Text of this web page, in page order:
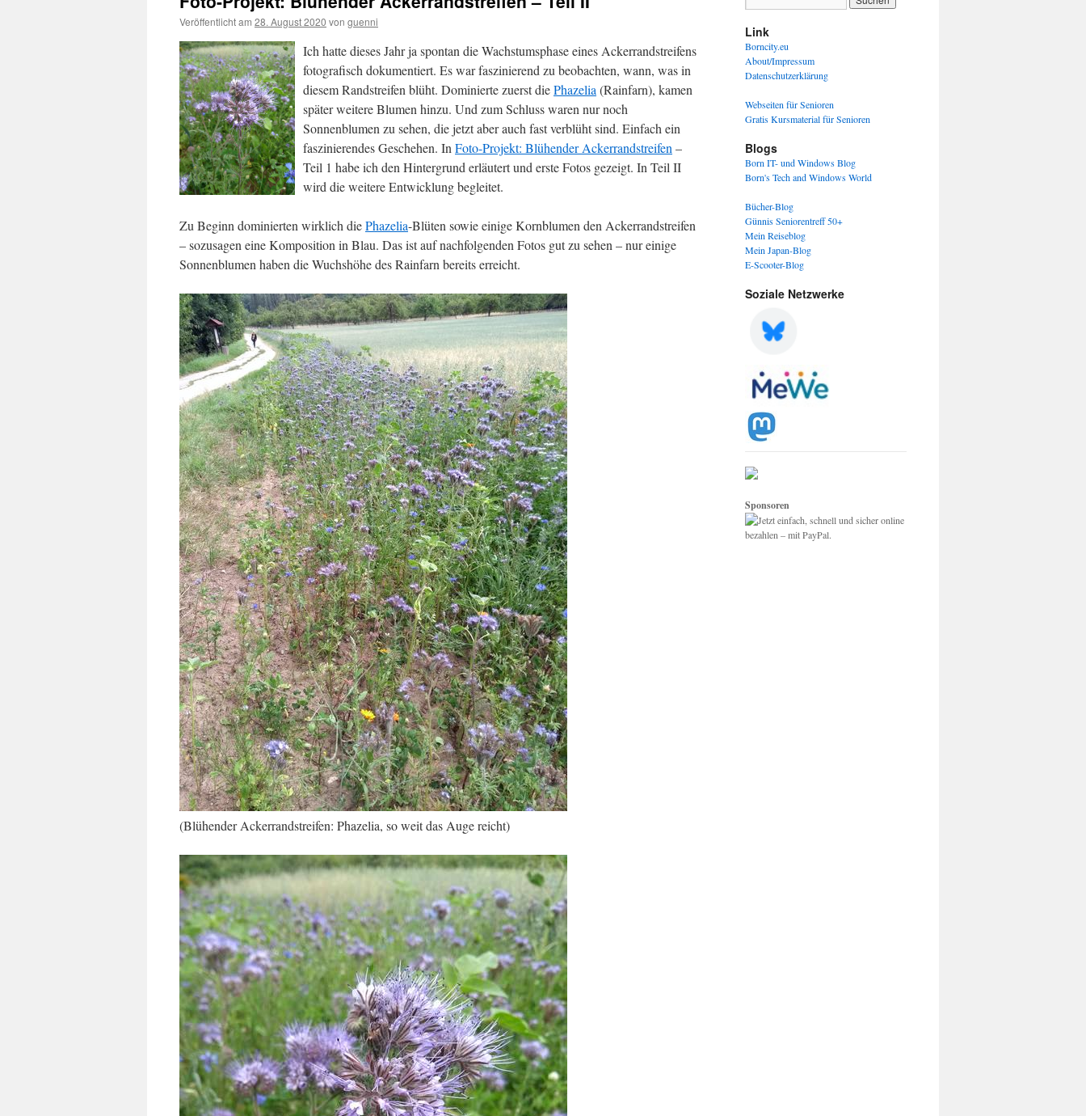
Veröffentlicht am 28. August 2020 von guenni
Ich hatte dieses Jahr ja spontan die Wachstumsphase eines Ackerrandstreifens
fotografisch dokumentiert. Es war faszinierend zu beobachten, wann, was in
diesem Randstreifen blüht. Dominierte zuerst diePhazelia (Rainfarn), kamen
später weitere Blumen hinzu. Und zum Schluss waren nur noch
Sonnenblumen zu sehen, die jetzt aber auch fast verblüht sind. Einfach ein
faszinierendes Geschehen. In Foto-Projekt: Blühender Ackerrandstreifen –
Teil 1 habe ich den Hintergrund erläutert und erste Fotos gezeigt. In Teil II
wird die weitere Entwicklung begleitet.
Zu Beginn dominierten wirklich diePhazelia-Blüten sowie einige Kornblumen den Ackerrandstreifen
– sozusagen eine Komposition in Blau. Das ist auf nachfolgenden Fotos gut zu sehen – nur einige
Sonnenblumen haben die Wuchshöhe des Rainfarn bereits erreicht.
(Blühender Ackerrandstreifen: Phazelia, so weit das Auge reicht)
Link
Borncity.eu
About/Impressum
Datenschutzerklärung
Webseiten für Senioren
Gratis Kursmaterial für Senioren
Blogs
Born IT- und Windows Blog
Born's Tech and Windows World
Bücher-Blog
Günnis Seniorentreff 50+
Mein Reiseblog
Mein Japan-Blog
E-Scooter-Blog
Soziale Netzwerke
Sponsoren